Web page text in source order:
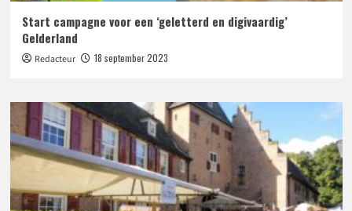
Start campagne voor een ‘geletterd en digivaardig’
Gelderland
Redacteur 18 september 2023